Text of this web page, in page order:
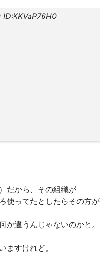
だから、その組織が
使ってたとしたらその方が
違うんじゃないのかと。
ますけれど。